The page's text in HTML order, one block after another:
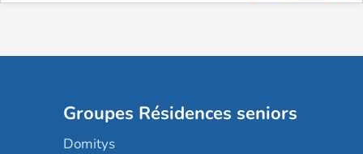
Groupes Résidences seniors
Domitys